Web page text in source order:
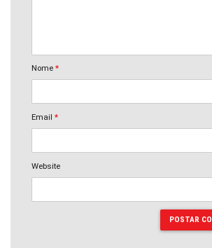
Nome *
Email *
Website
POSTAR